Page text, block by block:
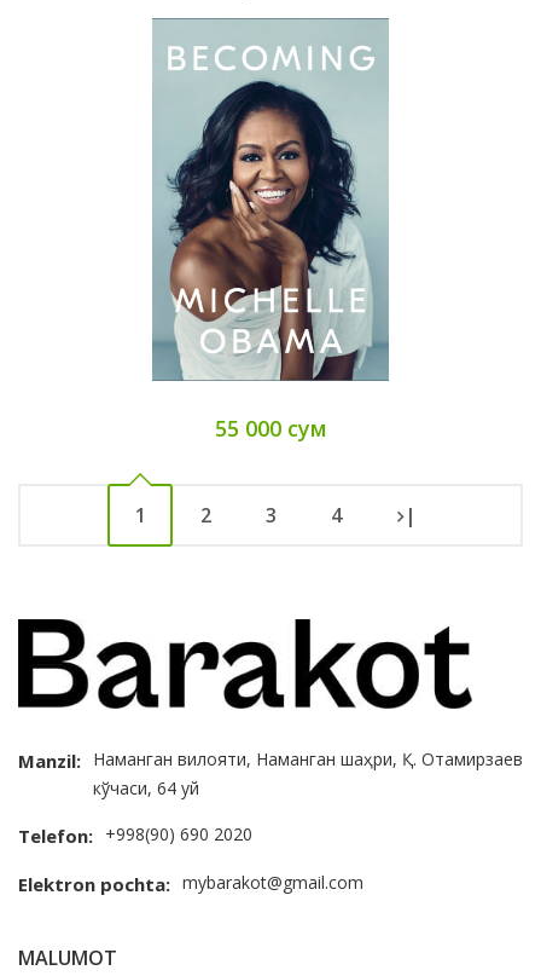
55 000 сум
1 2 3 4 |
Manzil: Наманган вилояти, Наманган шаҳри, Қ. Отамирзаев
кўчаси, 64 уй
Telefon: +998(90) 690 2020
Elektron pochta: mybarakot@gmail.com
MALUMOT